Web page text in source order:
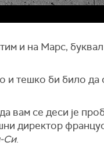
и на Марс,
и тешко би било да
вам се деси је
директор
Си.